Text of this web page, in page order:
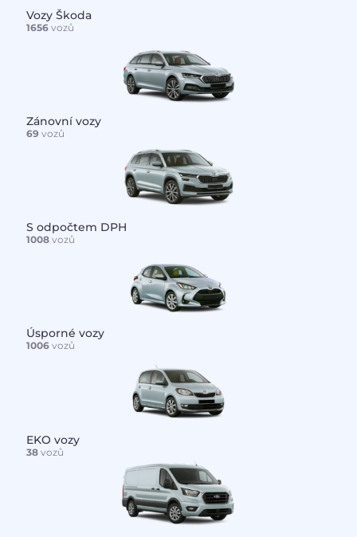
Vozy Škoda
1656vozů
Zánovní vozy
69 vozů
S odpočtem DPH
1008vozů
Úsporné vozy
1006vozů
EKO vozy
38vozů